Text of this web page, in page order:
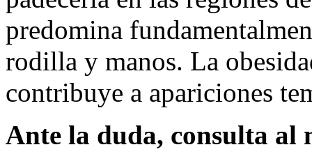
predomina
rodilla y manos. La
contribuye a apariciones
Ante la duda, consulta al